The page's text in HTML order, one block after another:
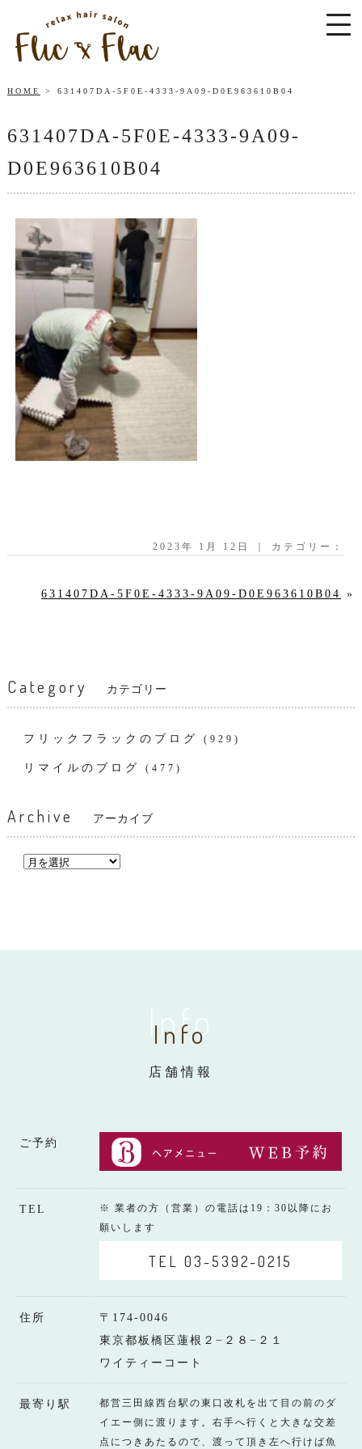
HOME 631407DA-5F0E-4333-9A09-D0E963610B04
631407DA-5F0E-4333-9A09-
D0E963610B04
2023年 1月 12日 ｜ カテゴリー：
631407DA-5F0E-4333-9A09-D0E963610B04 »
Category カテゴリー
フリックフラックのブログ (929)
リマイルのブログ (477)
Archive アーカイブ
Info
Info
店舗情報
ご予約
TEL
※ 業者の方（営業）の電話は19：30以降にお
願いします
TEL 03-5392-0215
住所
〒174-0046
東京都板橋区蓮根２−２８−２１
ワイティーコート
最寄り駅
都営三田線西台駅の東口改札を出て目の前のダ
イエー側に渡ります。右手へ行くと大きな交差
点につきあたるので、渡って頂き左へ行けば魚